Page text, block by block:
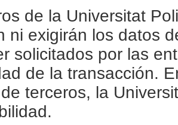
de la Universitat
ni exigirán los datos
solicitados por las
de la transacción.
terceros, la